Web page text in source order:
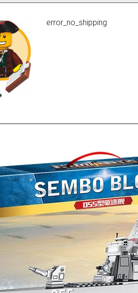
После того, как сумма Ваших
все повторные заказы - 10%
Оставьте отзыв (не менее 50
указанием номера и даты
группе ВК
и выигрывайте
error_no_shipping